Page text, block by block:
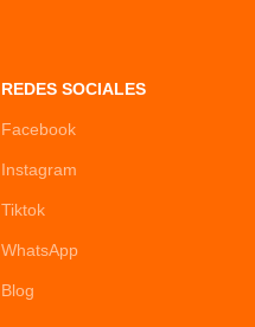
REDES SOCIALES
Facebook
Instagram
Tiktok
WhatsApp
Blog